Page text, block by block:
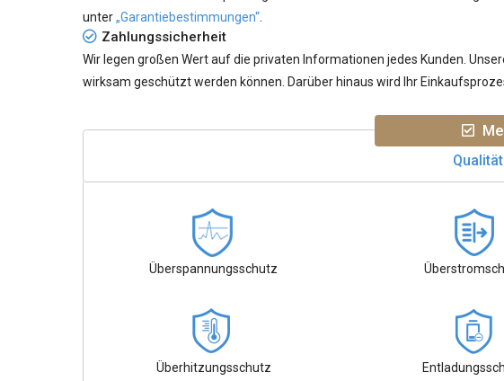
unter„Garantiebestimmungen“
Zahlungssicherheit
Wir legen großen Wert auf die privaten Informationen jedes Kunden.
wirksam geschützt werden können. Darüber hinaus wird Ihr
Überspannungsschutz
Überhitzungsschutz